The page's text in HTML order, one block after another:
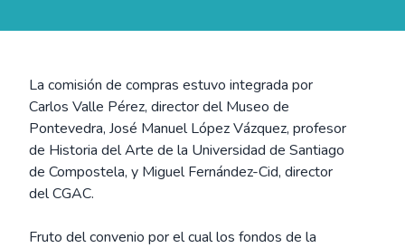
La comisión de compras estuvo integrada por
Carlos Valle Pérez, director del Museo de
Pontevedra, José Manuel López Vázquez, profesor
de Historia del Arte de la Universidad de Santiago
de Compostela, y Miguel Fernández-Cid, director
del CGAC.
Fruto del convenio por el cual los fondos de la